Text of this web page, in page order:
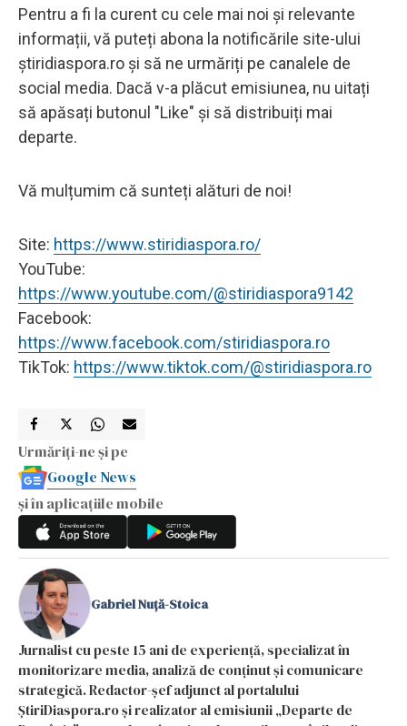
Pentru a fi la curent cu cele mai noi și relevante
informații, vă puteți abona la notificările site-ului
știridiaspora.ro și să ne urmăriți pe canalele de
social media. Dacă v-a plăcut emisiunea, nu uitați
să apăsați butonul "Like" și să distribuiți mai
departe.
Vă mulțumim că sunteți alături de noi!
Site: https://www.stiridiaspora.ro/
YouTube:
https://www.youtube.com/@stiridiaspora9142
Facebook:
https://www.facebook.com/stiridiaspora.ro
TikTok: https://www.tiktok.com/@stiridiaspora.ro
Urmăriți-ne și pe
Google News
și în aplicațiile mobile
Gabriel Nuță-Stoica
Jurnalist cu peste 15 ani de experiență, specializat în
monitorizare media, analiză de conținut și comunicare
strategică. Redactor-șef adjunct al portalului
ȘtiriDiaspora.ro și realizator al emisiunii „Departe de